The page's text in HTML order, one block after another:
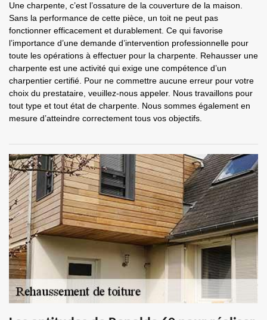
Une charpente, c’est l’ossature de la couverture de la maison.
Sans la performance de cette pièce, un toit ne peut pas
fonctionner efficacement et durablement. Ce qui favorise
l’importance d’une demande d’intervention professionnelle pour
toute les opérations à effectuer pour la charpente. Rehausser une
charpente est une activité qui exige une compétence d’un
charpentier certifié. Pour ne commettre aucune erreur pour votre
choix du prestataire, veuillez-nous appeler. Nous travaillons pour
tout type et tout état de charpente. Nous sommes également en
mesure d’atteindre correctement tous vos objectifs.